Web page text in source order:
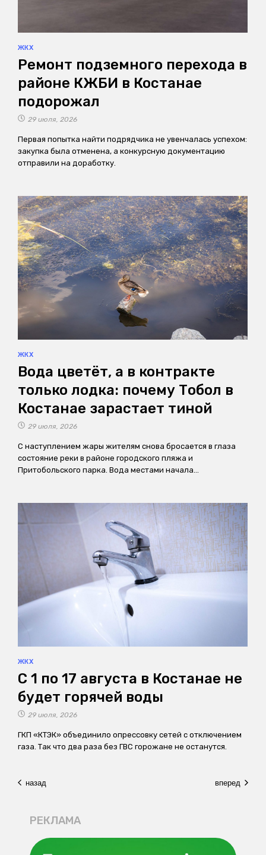
ЖКХ
Ремонт подземного перехода в
районе КЖБИ в Костанае
подорожал
29 июля, 2026
Первая попытка найти подрядчика не увенчалась успехом:
закупка была отменена, а конкурсную документацию
отправили на доработку.
ЖКХ
Вода цветёт, а в контракте
только лодка: почему Тобол в
Костанае зарастает тиной
29 июля, 2026
С наступлением жары жителям снова бросается в глаза
состояние реки в районе городского пляжа и
Притобольского парка. Вода местами начала…
ЖКХ
С 1 по 17 августа в Костанае не
будет горячей воды
29 июля, 2026
ГКП «КТЭК» объединило опрессовку сетей с отключением
газа. Так что два раза без ГВС горожане не останутся.
назад вперед
РЕКЛАМА